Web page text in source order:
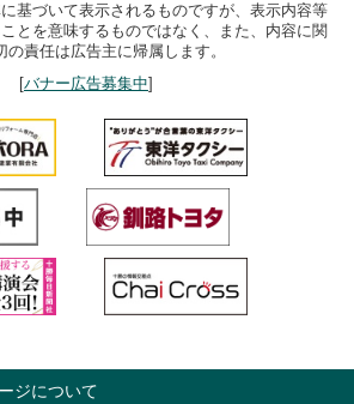
基づいて表示されるものですが、表示内容等
とを意味するものではなく、また、内容に関
の責任は広告主に帰属します。
[バナー広告募集中]
ジについて